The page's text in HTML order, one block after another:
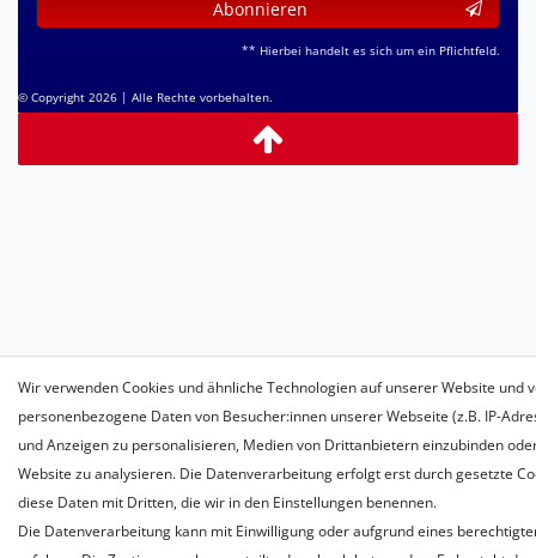
Abonnieren
** Hierbei handelt es sich um ein Pflichtfeld.
© Copyright 2026 | Alle Rechte vorbehalten.
Wir verwenden Cookies und ähnliche Technologien auf unserer Website und
personenbezogene Daten von Besucher:innen unserer Webseite (z.B. IP-
und Anzeigen zu personalisieren, Medien von Drittanbietern einzubinden
Website zu analysieren. Die Datenverarbeitung erfolgt erst durch gesetzte
diese Daten mit Dritten, die wir in den Einstellungen benennen.
Die Datenverarbeitung kann mit Einwilligung oder aufgrund eines